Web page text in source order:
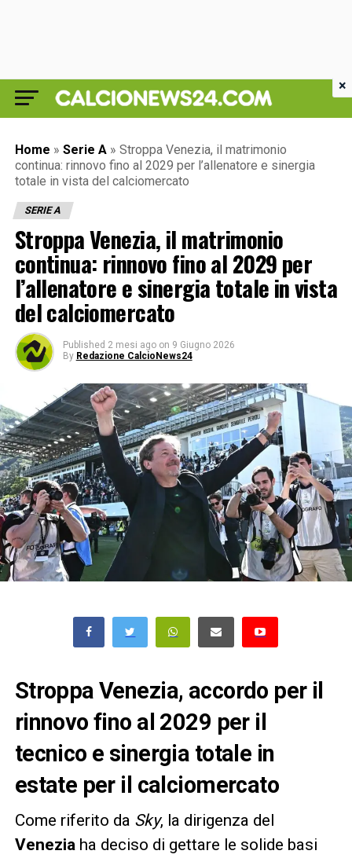
Home » Serie A » Stroppa Venezia, il matrimonio
continua: rinnovo fino al 2029 per l’allenatore e sinergia
totale in vista del calciomercato
SERIE A
Stroppa Venezia, il matrimonio
continua: rinnovo fino al 2029 per
l’allenatore e sinergia totale in vista
del calciomercato
Published 2 mesi ago on 9 Giugno 2026
By Redazione CalcioNews24
Stroppa Venezia, accordo per il
rinnovo fino al 2029 per il
tecnico e sinergia totale in
estate per il calciomercato
Come riferito da Sky, la dirigenza del
Venezia ha deciso di gettare le solide basi
×